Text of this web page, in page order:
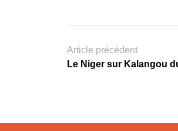
Article précédent
Le Niger sur Kalangou